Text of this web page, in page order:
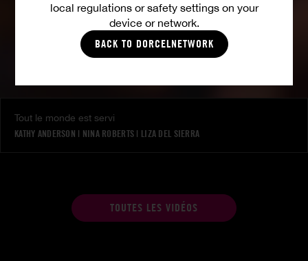
local regulations or safety settings on your
device or network.
BACK TO DORCELNETWORK
Tout le monde est servi
KATHY ANDERSON | NINA ROBERTS | LIZA DEL SIERRA
TOUTES LES VIDÉOS